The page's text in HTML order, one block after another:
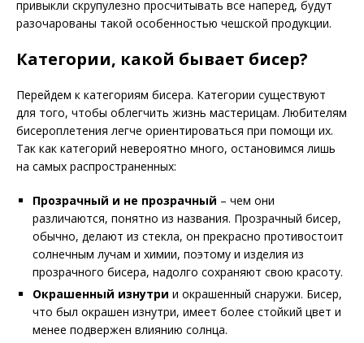
привыкли скрупулезно просчитывать все наперед, будут
разочарованы такой особенностью чешской продукции.
Категории, какой бывает бисер?
Перейдем к категориям бисера. Категории существуют
для того, чтобы облегчить жизнь мастерицам. Любителям
бисероплетения легче ориентироваться при помощи их.
Так как категорий невероятно много, остановимся лишь
на самых распространенных:
Прозрачный и не прозрачный – чем они
различаются, понятно из названия. Прозрачный бисер,
обычно, делают из стекла, он прекрасно противостоит
солнечным лучам и химии, поэтому и изделия из
прозрачного бисера, надолго сохраняют свою красоту.
Окрашенный изнутри и окрашенный снаружи. Бисер,
что был окрашен изнутри, имеет более стойкий цвет и
менее подвержен влиянию солнца.